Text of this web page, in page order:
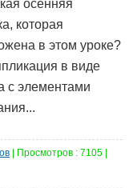
осенняя
которая
в этом уроке?
в виде
с элементами
| Просмотров : 7105 |